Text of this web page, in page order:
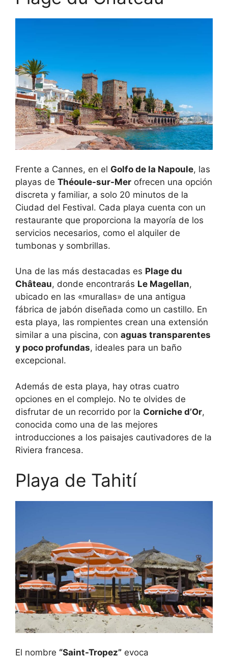
Frente a Cannes, en el Golfo de la Napoule, las
playas de Théoule-sur-Mer ofrecen una opción
discreta y familiar, a solo 20 minutos de la
Ciudad del Festival. Cada playa cuenta con un
restaurante que proporciona la mayoría de los
servicios necesarios, como el alquiler de
tumbonas y sombrillas.
Una de las más destacadas es Plage du
Château, donde encontrarás Le Magellan,
ubicado en las «murallas» de una antigua
fábrica de jabón diseñada como un castillo. En
esta playa, las rompientes crean una extensión
similar a una piscina, con aguas transparentes
y poco profundas, ideales para un baño
excepcional.
Además de esta playa, hay otras cuatro
opciones en el complejo. No te olvides de
disfrutar de un recorrido por la Corniche d’Or,
conocida como una de las mejores
introducciones a los paisajes cautivadores de la
Riviera francesa.
Playa de Tahití
El nombre “Saint-Tropez” evoca